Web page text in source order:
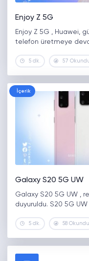
Enjoy Z 5G
Enjoy Z 5G , Huawei,
telefon üretmeye
5 dk. 57
İçerik
Galaxy S20 5G UW
Galaxy S20 5G UW ,
duyuruldu. S20 5G UW
5 dk. 58 Okundu